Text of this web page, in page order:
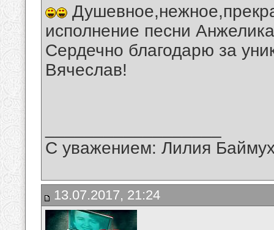
исполнение песни
Сердечно благодарю за
Вячеслав!
С уважением: Лилия
13.07.2017, 21:24